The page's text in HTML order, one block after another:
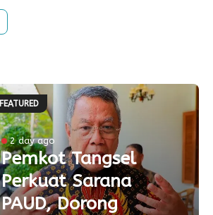
FEATURED
2 day ago
Pemkot Tangsel
Perkuat Sarana
PAUD, Dorong